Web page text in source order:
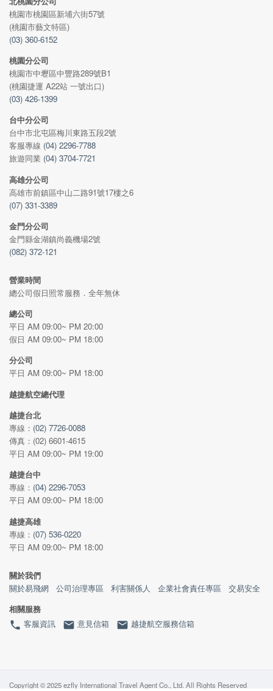
桃園市桃園區新埔六街57號
(桃園市藝文特區)
(03) 360-6152
桃園分公司
桃園市中壢區中豐路289號B1
(桃園捷運 A22站 一號出口)
(03) 426-1399
台中分公司
台中市北屯區梅川東路五段2號
客服專線 (04) 2296-7788
旅遊同業 (04) 3704-7721
高雄分公司
高雄市前鎮區中山二路91號17樓之6
(07) 331-3389
金門分公司
金門縣金湖鎮尚義機場2號
(082) 372-121
營業時間
總公司假日照常服務．全年無休
總公司
平日 AM 09:00~ PM 20:00
假日 AM 09:00~ PM 18:00
分公司
平日 AM 09:00~ PM 18:00
越捷航空總代理
越捷台北
專線： (02) 7726-0088
傳真：(02) 6601-4615
平日 AM 09:00~ PM 19:00
越捷台中
專線： (04) 2296-7053
平日 AM 09:00~ PM 18:00
越捷高雄
專線： (07) 536-0220
平日 AM 09:00~ PM 18:00
關於我們
關於易飛網
公司治理專區 利害關係人 企業社會責任專區
交易安全
相關服務
phone 客服資訊 email 意見信箱 email 越捷航空服務信箱
Copyright © 2025 ezfly International Travel Agent Co., Ltd. All Rights Reserved